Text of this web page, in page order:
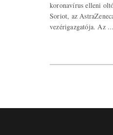
koronavírus elleni
Soriot, az
vezérigazgatója. Az ...